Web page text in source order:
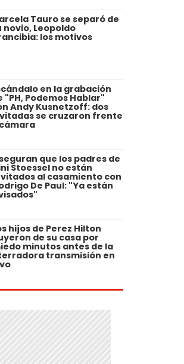
Tauro se separó de
novio, Leopoldo
los motivos
en la grabación
"PH, Podemos Hablar"
Andy Kusnetzoff: dos
se cruzaron frente
que los padres de
Stoessel no están
al casamiento con
De Paul: "Ya están
hijos de Perez Hilton
de su casa por
minutos antes de la
transmisión en